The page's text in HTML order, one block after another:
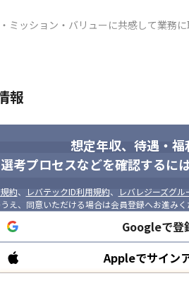
ミッション・バリューに共感して業務
きる世界
ける
っていることを認識し続ける
、対立を乗り越え、常識を壊して、新し
報
想定年収、待遇・福
選考プロセスなどを確認するに
約、 レバテックID利用規約、 レバレジーズグ
え、同意いただける場合は会員登録へお進みく
Googleで登
Appleでサイン